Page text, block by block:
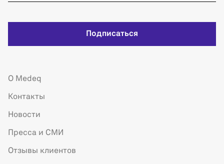
Подписаться
О Medeq
Контакты
Новости
Пресса и СМИ
Отзывы клиентов